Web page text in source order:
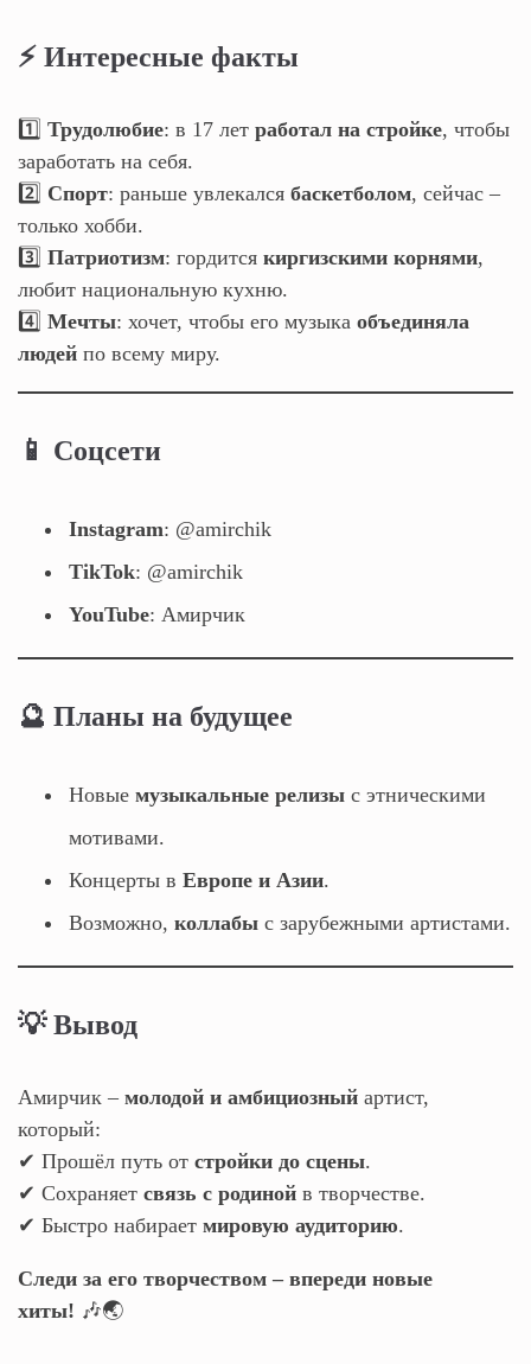
⚡ Интересные факты
1️⃣ Трудолюбие: в 17 лет работал на стройке, чтобы
заработать на себя.
2️⃣ Спорт: раньше увлекался баскетболом, сейчас –
только хобби.
3️⃣ Патриотизм: гордится киргизскими корнями,
любит национальную кухню.
4️⃣ Мечты: хочет, чтобы его музыка объединяла
людей по всему миру.
📱 Соцсети
Instagram: @amirchik
TikTok: @amirchik
YouTube: Амирчик
🔮 Планы на будущее
Новые музыкальные релизы с этническими
мотивами.
Концерты в Европе и Азии.
Возможно, коллабы с зарубежными артистами.
💡 Вывод
Амирчик – молодой и амбициозный артист,
который:
✔ Прошёл путь от стройки до сцены.
✔ Сохраняет связь с родиной в творчестве.
✔ Быстро набирает мировую аудиторию.
Следи за его творчеством – впереди новые
хиты! 🎶🌏